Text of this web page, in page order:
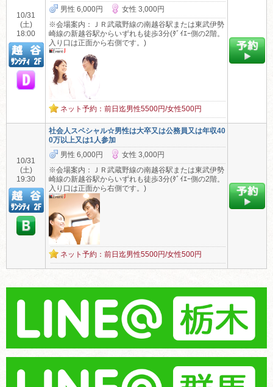
10/31
(土)
18:00
男性 6,000円
女性 3,000円
※会場案内：ＪＲ武蔵野線の南越谷駅または東武伊勢
崎線の新越谷駅からいずれも徒歩3分(ﾀﾞｲｴｰ側の2階。
入り口は正面から右側です。)
ネット予約：前日迄男性5500円/女性500円
10/31
(土)
19:30
社会人スペシャル☆男性は大卒又は公務員又は年収40
0万以上又は1人参加
男性 6,000円
女性 3,000円
※会場案内：ＪＲ武蔵野線の南越谷駅または東武伊勢
崎線の新越谷駅からいずれも徒歩3分(ﾀﾞｲｴｰ側の2階。
入り口は正面から右側です。)
ネット予約：前日迄男性5500円/女性500円